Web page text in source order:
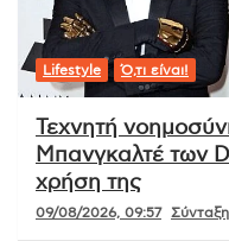
Lifestyle Ό,τι είναι!
Τεχνητή
Μπανγκαλτέ των
χρήση της
09/08/2026, 09:57